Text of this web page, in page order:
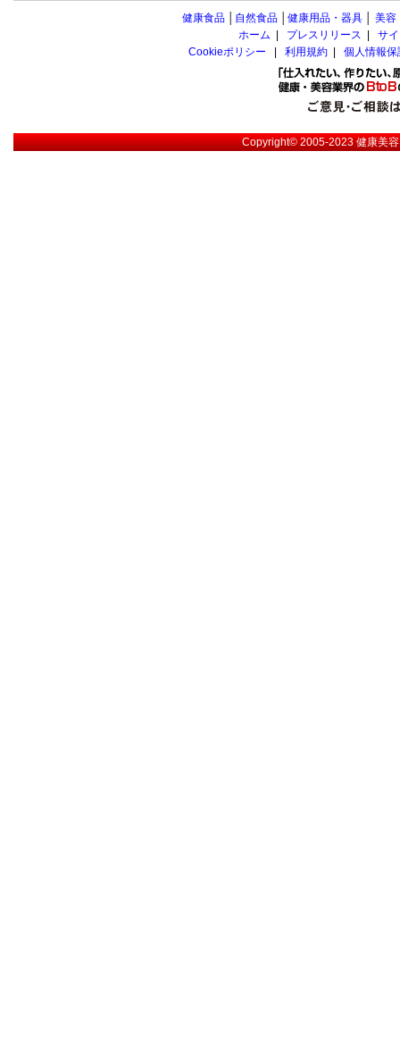
健康食品 自然食品 健康用品・器具 美容
ホーム
プレスリリース
サ
Cookieポリシー
利用規約 個人情報
Copyright© 2005-2023健康美